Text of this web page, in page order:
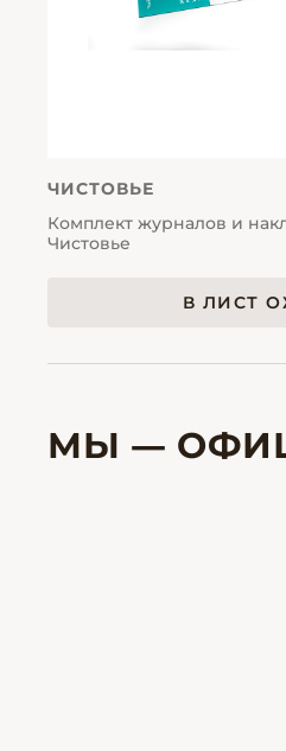
ЧИСТОВЬЕ
Комплект журналов и
Чистовье
В ЛИСТ
МЫ —